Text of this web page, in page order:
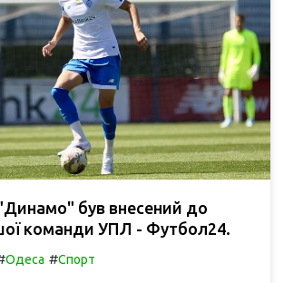
був внесений до
команди УПЛ - Футбол24.
Одеса #Спорт